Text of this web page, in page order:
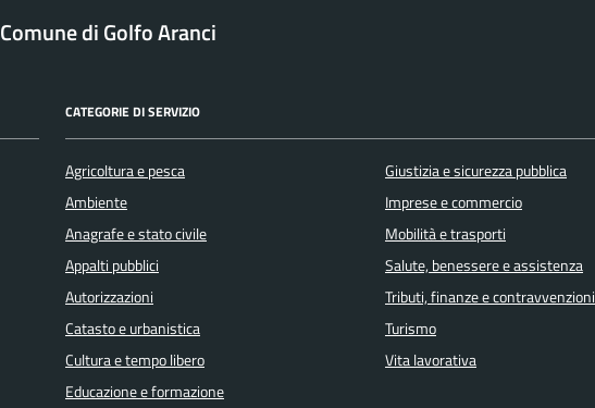
Comune di Golfo Aranci
CATEGORIE DI SERVIZIO
Agricoltura e pesca
Ambiente
Anagrafe e stato civile
Appalti pubblici
Autorizzazioni
Catasto e urbanistica
Cultura e tempo libero
Educazione e formazione
Giustizia e sicurezza pubblica
Imprese e commercio
Mobilità e trasporti
Salute, benessere e assistenza
Tributi, finanze e contravvenzioni
Turismo
Vita lavorativa